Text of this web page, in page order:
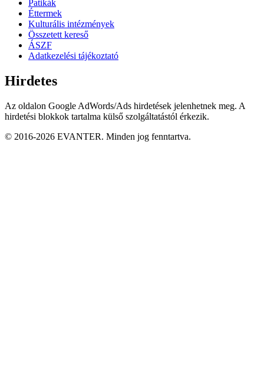
Patikák
Éttermek
Kulturális intézmények
Összetett kereső
ÁSZF
Adatkezelési tájékoztató
Hirdetes
Az oldalon Google AdWords/Ads hirdetések jelenhetnek meg. A
hirdetési blokkok tartalma külső szolgáltatástól érkezik.
© 2016-2026 EVANTER. Minden jog fenntartva.